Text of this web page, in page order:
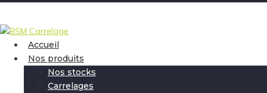
Accueil
Nos produits
Nos stocks
Carrelages